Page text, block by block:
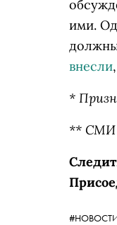
ими.
внесли
*
** СМИ